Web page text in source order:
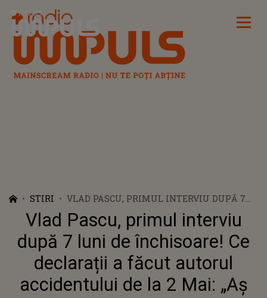
Radio Impuls
STIRI
VLAD PASCU, PRIMUL INTERVIU DUPĂ 7
LUNI DE ÎNCHISOARE! CE DECLARAȚII A
FĂCUT AUTORUL ACCIDENTULUI DE LA 2
MAI: „AȘ DA ORICE SĂ DAU TIMPUL
ÎNAPOI”
Vlad Pascu, primul interviu
după 7 luni de închisoare! Ce
declarații a făcut autorul
accidentului de la 2 Mai: „Aș